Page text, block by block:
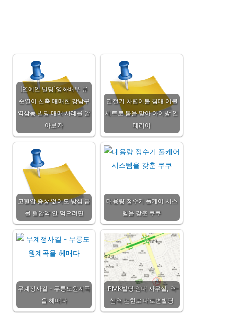
[연예인 빌딩]영화배우 류
준열이 신축 매매한 강남구
역삼동 빌딩 매매 사례를 알
아보자
간절기 차렵이불 침대 이불
세트로 봄을 맞아 아이방 인
테리어
고혈압 증상 없어도 방심 금
물 혈압약 안 먹으려면
대용량 정수기 풀케어 시스
템을 갖춘 쿠쿠
무계정사길 - 무릉도원계곡
을 헤매다
PMK빌딩 임대 사무실, 역
삼역 논현로 대로변빌딩